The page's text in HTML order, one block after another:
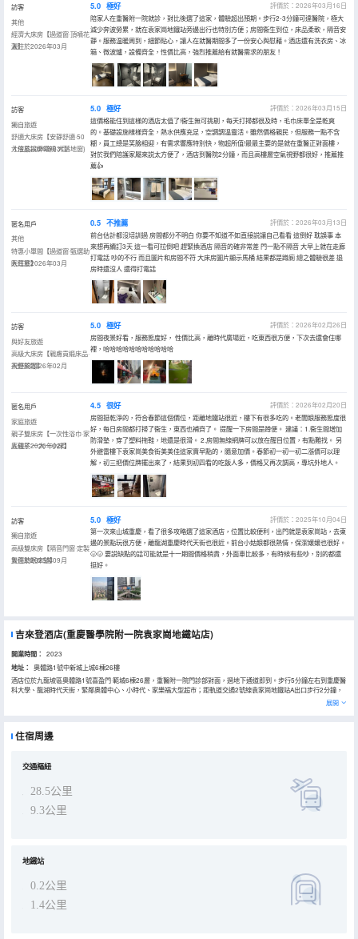
訪客
其他
經濟大床房【過道窗·頂噴花
灑】
入住於2026年03月
5.0 極好
評價於：2026年03月16日
陪家人在重醫附一院就診，對比後選了這家，體驗超出預期。步行2-3分鐘可達醫院，極大
減少奔波勞累，就在袁家崗地鐵站旁邊出行也特別方便；房間衞生到位，床品柔軟，隔音安
靜。服務温暖周到，細節貼心，讓人在就醫期間多了一份安心與慰藉。酒店還有洗衣房、冰
箱、微波爐，設備齊全，性價比高，強烈推薦給有就醫需求的朋友！
訪客
獨自旅遊
舒適大床房【安靜舒適·50
寸液晶投屏電視·大落地窗}
入住於2026年03月
5.0 極好
評價於：2026年03月15日
這價格能住到這樣的酒店太值了!衞生無可挑剔，每天打掃都很及時，毛巾床單全是乾爽
的。基礎設施樣樣齊全，熱水供應充足，空調調温靈活。雖然價格親民，但服務一點不含
糊，員工總是笑臉相迎，有需求響應特別快，物超所值!最最主要的是就在重醫正對面樓，
對於我們陪護家屬來説太方便了，酒店到醫院2分鐘，而且高樓層空氣視野都很好，推薦推
薦👍
匿名用戶
其他
特惠小單間【過道窗·甄選助
眠耳塞】
入住於2026年03月
0.5 不推薦
評價於：2026年03月13日
前台估計都沒培訓過 房間都分不明白 你要不知道不如直接説讓自己看看 這倒好 耽誤事 本
來想再續訂3天 這一看可拉倒吧 趕緊換酒店 隔音的確非常差 門一點不隔音 大早上就在走廊
打電話 吵的不行 而且圖片和房間不符 大床房圖片顯示馬桶 結果都是蹲廁 總之體驗很差 退
房時還沒人 還得打電話
訪客
與好友旅遊
高級大床房【親膚貢緞床品·
視野開闊】
入住於2026年02月
5.0 極好
評價於：2026年02月26日
房間夜景好看，服務態度好， 性價比高，離時代廣場近，吃東西很方便，下次去還會住哪
裡，哈哈哈哈哈哈哈哈哈哈哈
匿名用戶
家庭旅遊
親子雙床房【一次性浴巾·家
庭親子·一大一小床】
入住於2026年02月
4.5 很好
評價於：2026年02月20日
房間挺乾淨的，符合春節這個價位，距離地鐵站很近，樓下有很多吃的。老闆娘服務態度很
好，每日房間都打掃了衞生，東西也補齊了。 提醒一下房間是蹲便。 建議：1.衞生間增加
防滑墊，穿了塑料拖鞋，地還是很滑。 2.房間無線網牌可以放在醒目位置，有點難找。 另
外避雷樓下袁家崗美食街美美佳這家賣早點的，隨意加價。春節初一初一初二漲價可以理
解，初三把價位牌擺出來了，結果到初四看的吃飯人多，價格又再次調高，專坑外地人。
訪客
獨自旅遊
高級雙床房【隔音門窗·定製
雙面助眠床墊】
入住於2025年09月
5.0 極好
評價於：2025年10月04日
第一次來山城重慶，看了很多攻略選了這家酒店，位置比較便利，出門就是袁家崗站，去東
邊的景點玩很方便，離龍湖重慶時代天街也很近。前台小姑娘都很熱情，保潔嬢嬢也很好。
🌝🌝 要説缺點的話可能就是十一期間價格稍貴，外面車比較多，有時候有些吵，別的都還
挺好。
吉來登酒店(重慶醫學院附一院袁家崗地鐵站店)
開業時間： 2023
地址：
奧體路1號中新城上城6棟26樓
酒店位於九龍坡區奧體路1號喜盈門·範城6棟26層，重醫附一院門診部對面，過地下通道即到。步行5分鐘左右到重慶醫
科大學、龍湖時代天街，緊鄰奧體中心、小時代、家樂福大型超市；距軌道交通2號線袁家崗地鐵站A出口步行2分鐘，
展開
住宿周邊
交通樞紐
28.5公里
9.3公里
地鐵站
0.2公里
1.4公里